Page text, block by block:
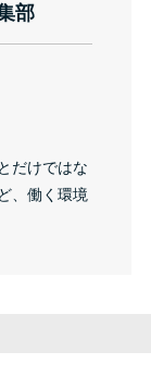
部
だけではな
、働く環境